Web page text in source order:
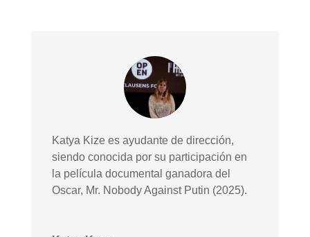
Katya Kize es ayudante de dirección,
siendo conocida por su participación en
la película documental ganadora del
Oscar, Mr. Nobody Against Putin (2025).